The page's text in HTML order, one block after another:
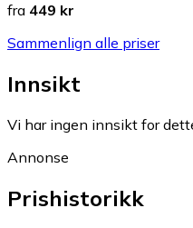
fra 449 kr
Sammenlign alle priser
Innsikt
Vi har ingen innsikt for
Annonse
Prishistorikk